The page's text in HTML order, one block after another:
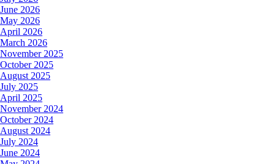
June 2026
May 2026
April 2026
March 2026
November 2025
October 2025
August 2025
July 2025
April 2025
November 2024
October 2024
August 2024
July 2024
June 2024